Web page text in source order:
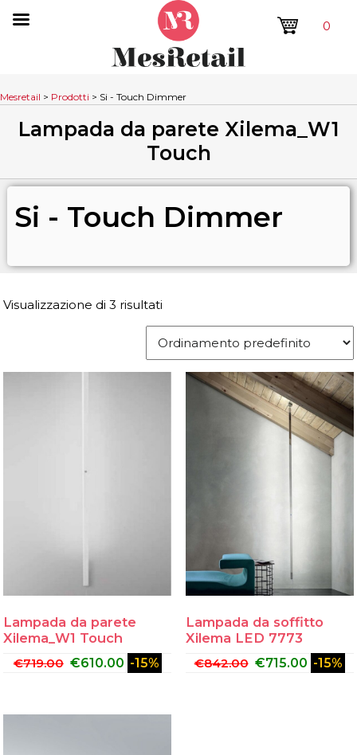
0
Mesretail > Prodotti > Si - Touch Dimmer
Lampada da parete Xilema_W1
Touch
Si - Touch Dimmer
Visualizzazione di 3 risultati
Lampada da parete
Xilema_W1 Touch
€719.00 €610.00 -15%
Lampada da soffitto
Xilema LED 7773
€842.00 €715.00 -15%